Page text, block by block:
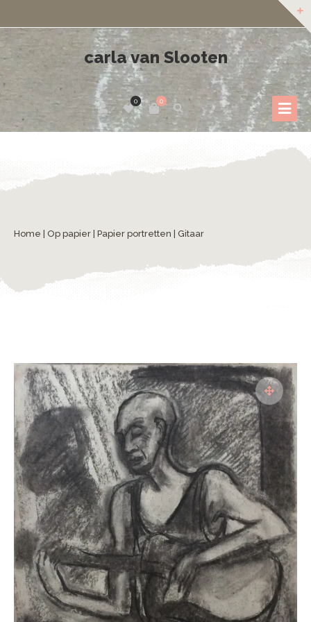
carla van Slooten
0
0
Home Op papier Papier portretten | Gitaar